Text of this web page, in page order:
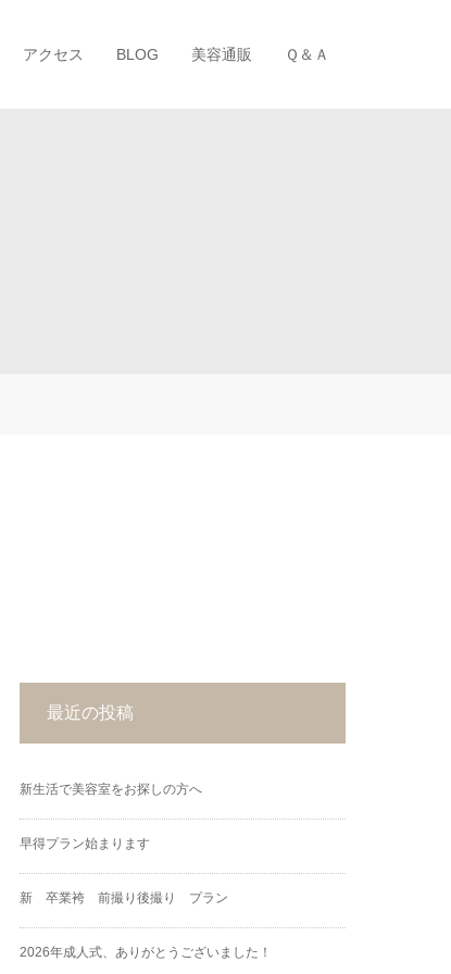
アクセス BLOG 美容通販 Ｑ＆Ａ
最近の投稿
新生活で美容室をお探しの方へ
早得プラン始まります
新 卒業袴 前撮り後撮り プラン
2026年成人式、ありがとうございました！